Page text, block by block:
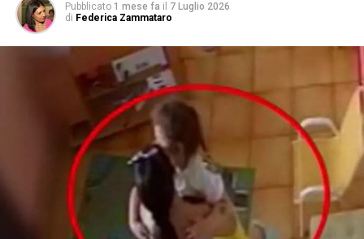
Pubblicato 1 mese fa il 7 Luglio 2026
di Federica Zammataro